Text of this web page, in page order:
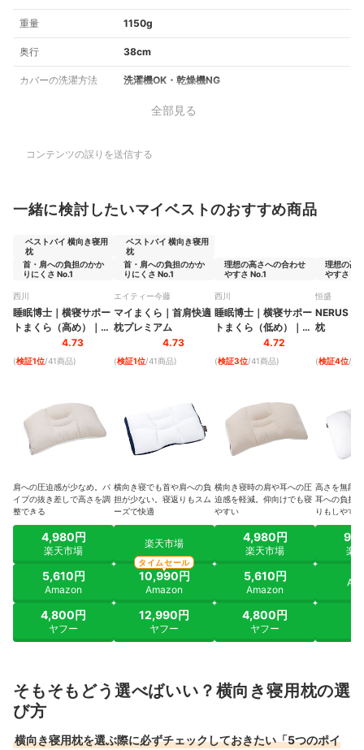
重量 1150g
奥行 38cm
カバーの洗濯方法 洗濯機OK・乾燥機NG
全部見る
コンテンツの誤りを送信する
一緒に検討したいマイベストのおすすめ商品
ベストバイ 横向き寝用
枕
首・肩への負担のかか
りにくさ No.1
西川
睡眠博士 ｜ 横寝サポー
トまくら（高め）
｜
EH93009548
4.73
(検証1位/41商品)
肩への圧迫感が少なめ。パ
イプの抜き差しで高さを調
整できる
4,980円
楽天市場
5,610円
Amazon
4,800円
ヤフー
ベストバイ 横向き寝用
枕
首・肩への負担のかか
りにくさ No.1
エイティー今藤
マイまくら ｜ 首肩快適
枕プレミアム
4.73
(検証1位/41商品)
横向き寝でも首や肩への負
担が少ない。寝返りもスム
ーズで快適
楽天市場
10,990円
Amazon
タイムセール
12,990円
ヤフー
理想の高さへの合わせ
やすさ No.1
西川
睡眠博士 ｜ 横寝サポー
トまくら（低め）
｜
EH93009548
4.72
(検証3位/41商品)
横向き寝時の肩や耳への圧
迫感を軽減。仰向けでも寝
やすい
4,980円
楽天市場
5,610円
Amazon
4,800円
ヤフー
理想の高
やすさ
恒盛
NERUS
枕
(検証4位/41
高さを無段
耳への負担
りもしやすい
楽
そもそもどう選べばいい？横向き寝用枕の選
び方
横向き寝用枕を選ぶ際に必ずチェックしておきたい「5つのポイ